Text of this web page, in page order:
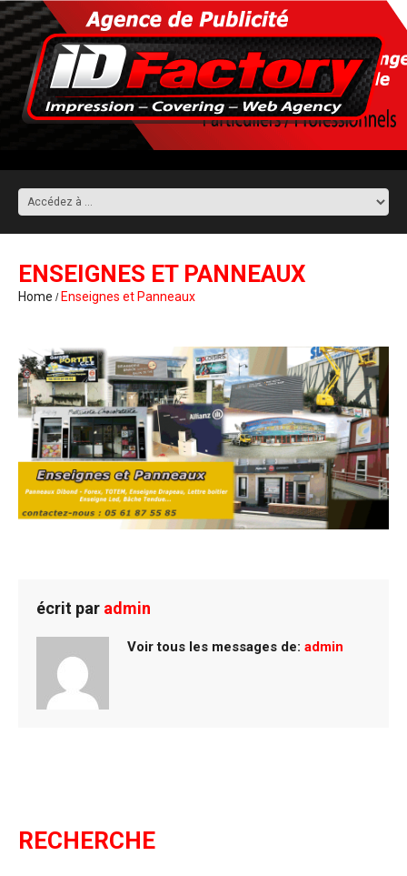
ENSEIGNES ET PANNEAUX
Home Enseignes et Panneaux
écrit par admin
Voir tous les messages de: admin
RECHERCHE